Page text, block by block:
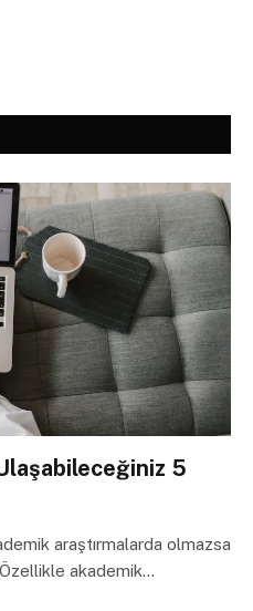
5
araştırmalarda olmazsa
akademik…